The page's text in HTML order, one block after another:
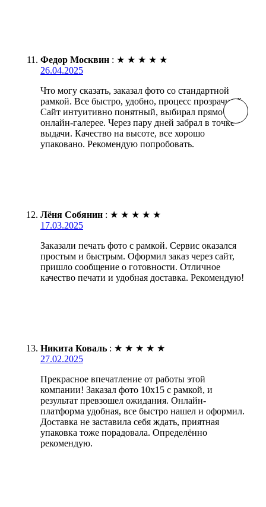
Федор Москвин : ★ ★ ★ ★ ★
26.04.2025
Что могу сказать, заказал фото со стандартной
рамкой. Все быстро, удобно, процесс прозрачный.
Сайт интуитивно понятный, выбирал прямо в
онлайн-галерее. Через пару дней забрал в точке
выдачи. Качество на высоте, все хорошо
упаковано. Рекомендую попробовать.
Лёня Собянин : ★ ★ ★ ★ ★
17.03.2025
Заказали печать фото с рамкой. Сервис оказался
простым и быстрым. Оформил заказ через сайт,
пришло сообщение о готовности. Отличное
качество печати и удобная доставка. Рекомендую!
Никита Коваль : ★ ★ ★ ★ ★
27.02.2025
Прекрасное впечатление от работы этой
компании! Заказал фото 10х15 с рамкой, и
результат превзошел ожидания. Онлайн-
платформа удобная, все быстро нашел и оформил.
Доставка не заставила себя ждать, приятная
упаковка тоже порадовала. Определённо
рекомендую.